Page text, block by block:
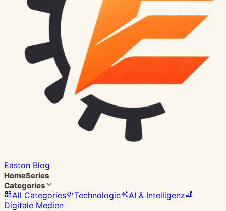
Easton Blog
HomeSeries
Categories
All Categories Technologie
AI & Intelligenz
Digitale Medien